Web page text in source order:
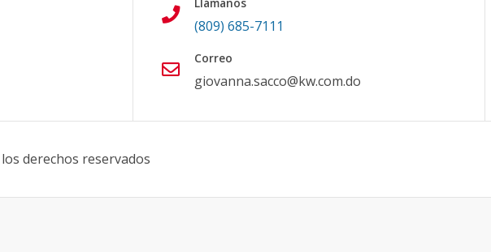
(809) 685-7111
Correo
giovanna.sacco@kw.com.do
derechos reservados